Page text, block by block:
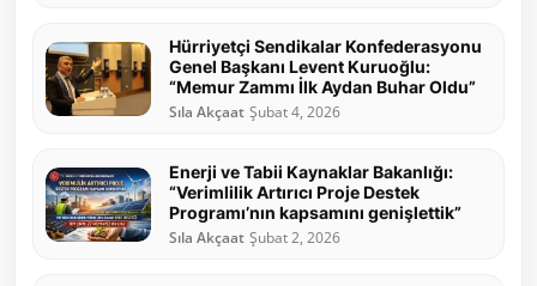
Hürriyetçi Sendikalar Konfederasyonu
Genel Başkanı Levent Kuruoğlu:
“Memur Zammı İlk Aydan Buhar Oldu”
Sıla Akçaat Şubat 4, 2026
Enerji ve Tabii Kaynaklar Bakanlığı:
“Verimlilik Artırıcı Proje Destek
Programı’nın kapsamını genişlettik”
Sıla Akçaat Şubat 2, 2026